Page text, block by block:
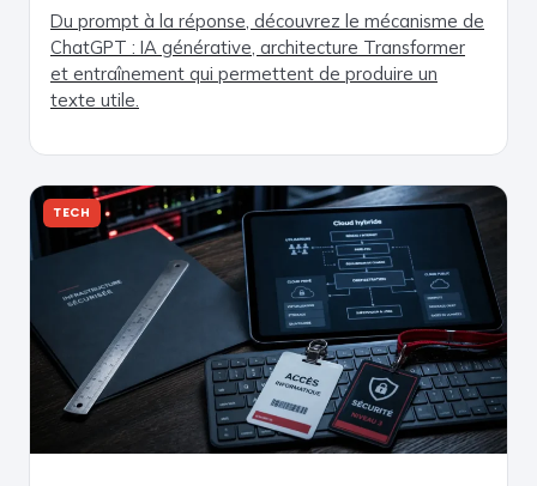
Du prompt à la réponse, découvrez le mécanisme de
ChatGPT : IA générative, architecture Transformer
et entraînement qui permettent de produire un
texte utile.
TECH